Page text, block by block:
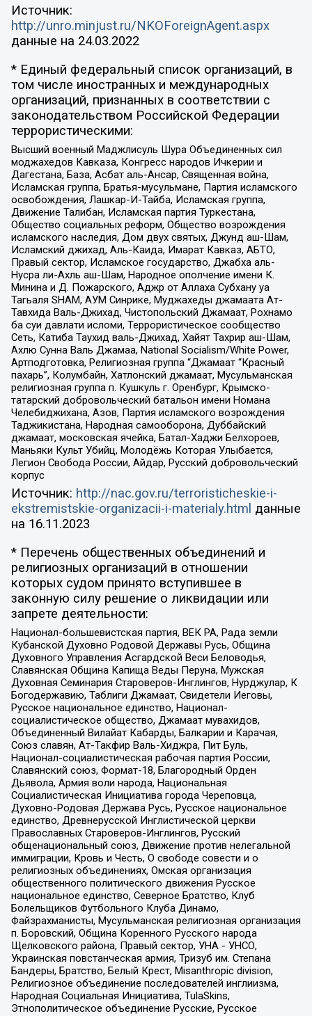
Источник:
http://unro.minjust.ru/NKOForeignAgent.aspx
данные на 24.03.2022
* Единый федеральный список организаций, в
том числе иностранных и международных
организаций, признанных в соответствии с
законодательством Российской Федерации
террористическими:
Высший военный Маджлисуль Шура Объединенных сил
моджахедов Кавказа, Конгресс народов Ичкерии и
Дагестана, База, Асбат аль-Ансар, Священная война,
Исламская группа, Братья-мусульмане, Партия исламского
освобождения, Лашкар-И-Тайба, Исламская группа,
Движение Талибан, Исламская партия Туркестана,
Общество социальных реформ, Общество возрождения
исламского наследия, Дом двух святых, Джунд аш-Шам,
Исламский джихад, Аль-Каида, Имарат Кавказ, АБТО,
Правый сектор, Исламское государство, Джабха аль-
Нусра ли-Ахль аш-Шам, Народное ополчение имени К.
Минина и Д. Пожарского, Аджр от Аллаха Субхану уа
Тагьаля SHAM, АУМ Синрике, Муджахеды джамаата Ат-
Тавхида Валь-Джихад, Чистопольский Джамаат, Рохнамо
ба суи давлати исломи, Террористическое сообщество
Сеть, Катиба Таухид валь-Джихад, Хайят Тахрир аш-Шам,
Ахлю Сунна Валь Джамаа, National Socialism/White Power,
Артподготовка, Религиозная группа “Джамаат “Красный
пахарь”, Колумбайн, Хатлонский джамаат, Мусульманская
религиозная группа п. Кушкуль г. Оренбург, Крымско-
татарский добровольческий батальон имени Номана
Челебиджихана, Азов, Партия исламского возрождения
Таджикистана, Народная самооборона, Дуббайский
джамаат, московская ячейка, Батал-Хаджи Белхороев,
Маньяки Культ Убийц, Молодёжь Которая Улыбается,
Легион Свобода России, Айдар, Русский добровольческий
корпус
Источник: http://nac.gov.ru/terroristicheskie-i-
ekstremistskie-organizacii-i-materialy.html данные
на 16.11.2023
* Перечень общественных объединений и
религиозных организаций в отношении
которых судом принято вступившее в
законную силу решение о ликвидации или
запрете деятельности:
Национал-большевистская партия, ВЕК РА, Рада земли
Кубанской Духовно Родовой Державы Русь, Община
Духовного Управления Асгардской Веси Беловодья,
Славянская Община Капища Веды Перуна, Мужская
Духовная Семинария Староверов-Инглингов, Нурджулар, К
Богодержавию, Таблиги Джамаат, Свидетели Иеговы,
Русское национальное единство, Национал-
социалистическое общество, Джамаат мувахидов,
Объединенный Вилайат Кабарды, Балкарии и Карачая,
Союз славян, Ат-Такфир Валь-Хиджра, Пит Буль,
Национал-социалистическая рабочая партия России,
Славянский союз, Формат-18, Благородный Орден
Дьявола, Армия воли народа, Национальная
Социалистическая Инициатива города Череповца,
Духовно-Родовая Держава Русь, Русское национальное
единство, Древнерусской Инглистической церкви
Православных Староверов-Инглингов, Русский
общенациональный союз, Движение против нелегальной
иммиграции, Кровь и Честь, О свободе совести и о
религиозных объединениях, Омская организация
общественного политического движения Русское
национальное единство, Северное Братство, Клуб
Болельщиков Футбольного Клуба Динамо,
Файзрахманисты, Мусульманская религиозная организация
п. Боровский, Община Коренного Русского народа
Щелковского района, Правый сектор, УНА - УНСО,
Украинская повстанческая армия, Тризуб им. Степана
Бандеры, Братство, Белый Крест, Misanthropic division,
Религиозное объединение последователей инглиизма,
Народная Социальная Инициатива, TulaSkins,
Этнополитическое объединение Русские, Русское